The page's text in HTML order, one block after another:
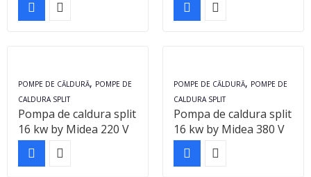
POMPE DE CĂLDURĂ, POMPE DE
CALDURA SPLIT
Pompa de caldura split
16 kw by Midea 220 V
POMPE DE CĂLDURĂ, POMPE DE
CALDURA SPLIT
Pompa de caldura split
16 kw by Midea 380 V